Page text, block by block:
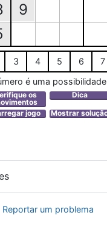
9
3 4 5 6 7
é uma possibilidade
Reportar um problema